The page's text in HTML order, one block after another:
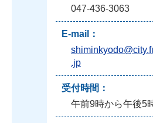
047-436-3063
E-mail：
.jp
受付時間：
午前9時から午後5